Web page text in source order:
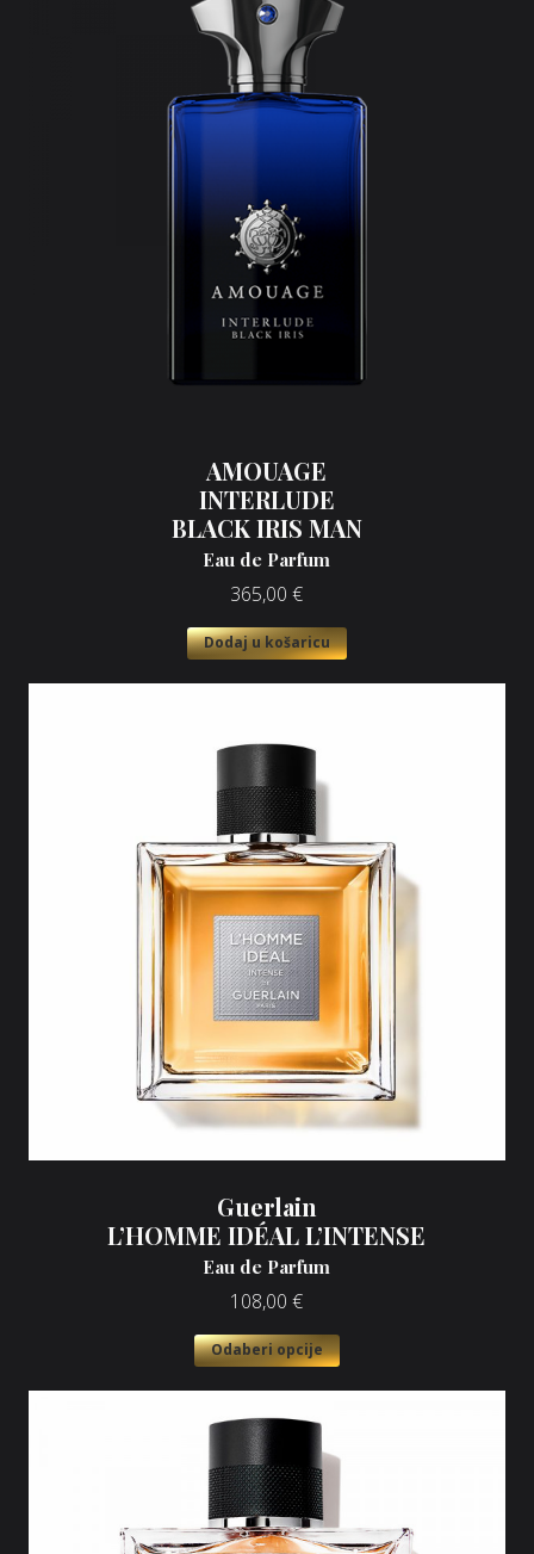
AMOUAGE
INTERLUDE
BLACK IRIS MAN
Eau de Parfum
365,00 €
Dodaj u košaricu
Guerlain
L’HOMME IDÉAL L’INTENSE
Eau de Parfum
108,00 €
Odaberi opcije